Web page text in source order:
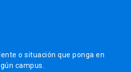
o situación que ponga en
campus.